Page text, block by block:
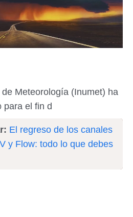
Meteorología (Inumet) ha
para el fin d
El regreso de los canales
y Flow: todo lo que debes